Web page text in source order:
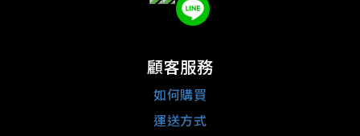
顧客服務
如何購買
運送方式